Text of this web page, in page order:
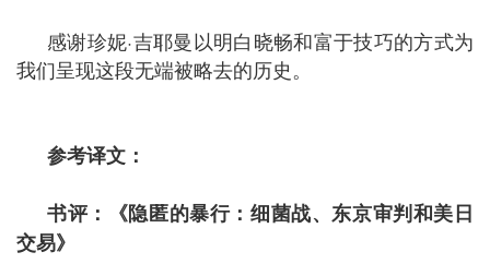
感谢珍妮·吉耶曼以明白晓畅和富于技巧的方式为
我们呈现这段无端被略去的历史。
参考译文：
书评：《隐匿的暴行：细菌战、东京审判和美日
交易》